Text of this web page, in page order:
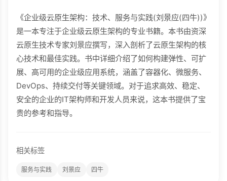
《企业级云原生架构：技术、服务与实践(刘景应(四牛))》
是一本专注于企业级云原生架构的专业书籍。本书由资深
云原生技术专家刘景应撰写，深入剖析了云原生架构的核
心技术和最佳实践。书中详细介绍了如何构建弹性、可扩
展、高可用的企业级应用系统，涵盖了容器化、微服务、
DevOps、持续交付等关键领域。对于追求高效、稳定、
安全的企业的IT架构师和开发人员来说，这本书提供了宝
贵的参考和指导。
相关标签
服务与实践 刘景应 四牛